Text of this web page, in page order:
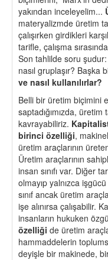
yakından inceleyelim...
materyalizmde üretim
çalışırken girdikleri
tarifle, çalışma
Son tahlilde soru
nasıl gruplaşır? Başka
ve nasıl kullanılırlar?
Belli bir üretim biçimini
saptadığımızda, üretim
kavrayabiliriz.
birinci özelliği,
üretim araçlarının
Üretim araçlarının
insan sınıfı var. Diğer
olmayıp yalnızca
sınıf ancak üretim
işe alınırsa çalışabilir.
insanların hukuken
özelliği de üretim
hammaddelerin
deyişle bir makinede,